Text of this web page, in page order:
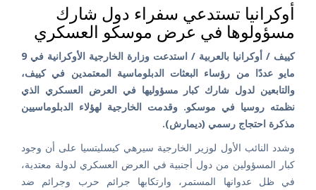
أوكرانيا تستدعي سفراء دول شارك
مسؤولوها في عرض موسكو العسكري
كييف / أوكرانيا بالعربية / استدعت وزارة الخارجية الأوكرانية في 9
مايو عددًا من رؤساء البعثات الدبلوماسية المعتمدين في كييف،
والتابعين لدول شارك كبار مسؤوليها في العرض العسكري الذي
نظمته روسيا في موسكو. وقدمت الخارجية لهؤلاء الدبلوماسيين
مذكرة احتجاج رسمي (ديمارش).
وشدد النائب الأول لوزير الخارجية سيرهي كيسليتسيا على أن وجود
كبار المسؤولين من دول أجنبية في العرض العسكري لدولة معتدية،
في ظل عدوانها المستمر، وارتكابها جرائم حرب وجرائم ضد